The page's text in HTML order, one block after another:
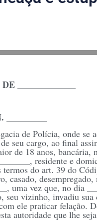
_____________
de Polícia, onde se
seu cargo, ao final
de 18 anos, bancária,
residente e
termos do art. 39 do
casado, desempregado,
uma vez que, no dia
seu vizinho, invadiu sua
ele praticar felação.
autoridade que lhe